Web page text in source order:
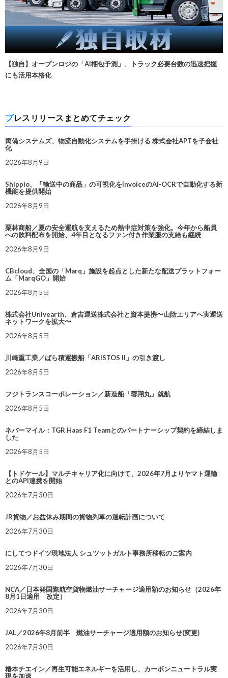
【独自】オープンロジの「AI梱包予測」、トラック必要台数の迅速把握
にも活用本格化
プレスリリースまとめてチェック
両備システムズ、物流自動化システムを手掛ける 株式会社APTを子会社
化
2026年8月9日
Shippio、「輸送中の商品」の可視化をInvoiceのAI-OCRで自動化する新
機能を提供開始
2026年8月9日
栗林商船／夏の安全運航を支えるため熱中症対策を強化。今年から船員
への飲料配布を開始、4年目となるファン付き作業服の支給も継続
2026年8月9日
CBcloud、全国の「Marq」施設を起点とした新たな配送プラットフォー
ム「MarqGO」開始
2026年8月5日
株式会社Univearth、倉吉運送株式会社と資本提携〜山陰エリアへ実運送
ネットワークを拡大〜
2026年8月5日
川崎重工業／ばら積運搬船「ARISTOS II」の引き渡し
2026年8月5日
フジトランスコーポレーション／新造船「蓉翔丸」就航
2026年8月5日
ネバーマイル：TGR Haas F1 Teamとのパートナーシップ契約を締結しま
した
2026年8月5日
【トドケール】マルチキャリア化に向けて、2026年7月よりヤマト運輸
とのAPI連携を開始
2026年7月30日
JR貨物／お盆休み期間の貨物列車の運転計画について
2026年7月30日
にしてつドイツ現地法人 シュツットガルト事務所移転のご案内
2026年7月30日
NCA／日本発国際航空貨物燃油サーチャージ適用額のお知らせ（2026年
8月1日適用 改定）
2026年7月30日
JAL／2026年8月前半 燃油サーチャージ適用額のお知らせ(変更)
2026年7月30日
椿本チエイン／再生可能エネルギーを活用し、カーボンニュートラル実
現を加速